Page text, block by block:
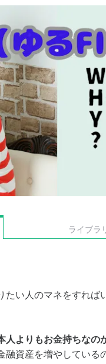
ライブラ
たい人のマネをすれば
人よりもお金持ちなの
融資産を増やしている